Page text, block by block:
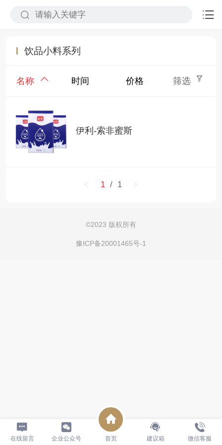
饮品小料系列
名称 时间 价格 筛选
伊利-索非蜜斯
1 / 1
©2023 版权所有
豫ICP备20001465号-1
在线留言 企业公众号 首页 建议箱 微信客服